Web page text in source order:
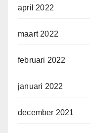
april 2022
maart 2022
februari 2022
januari 2022
december 2021